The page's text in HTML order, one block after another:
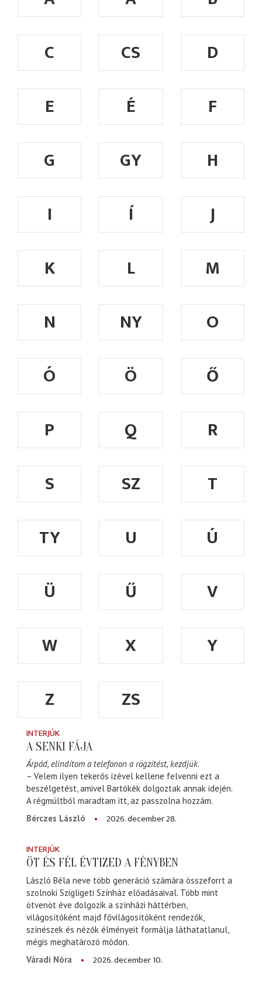
C
CS
D
E
É
F
G
GY
H
I
Í
J
K
L
M
N
NY
O
Ó
Ö
Ő
P
Q
R
S
SZ
T
TY
U
Ú
Ü
Ű
V
W
X
Y
Z
ZS
INTERJÚK
A SENKI FÁJA
Árpád, elindítom a telefonon a rögzítést, kezdjük.
– Velem ilyen tekerős izével kellene felvenni ezt a
beszélgetést, amivel Bartókék dolgoztak annak idején.
A régmúltból maradtam itt, az passzolna hozzám.
Bérczes László
2026. december 28.
INTERJÚK
ÖT ÉS FÉL ÉVTIZED A FÉNYBEN
László Béla neve több generáció számára összeforrt a
szolnoki Szigligeti Színház előadásaival. Több mint
ötvenöt éve dolgozik a színházi háttérben,
világosítóként majd fővilágosítóként rendezők,
színészek és nézők élményeit formálja láthatatlanul,
mégis meghatározó módon.
Váradi Nóra
2026. december 10.